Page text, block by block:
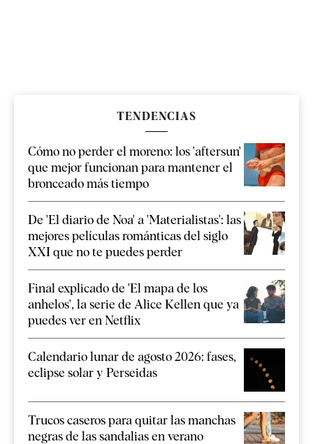
TENDENCIAS
Cómo no perder el moreno: los 'aftersun'
que mejor funcionan para mantener el
bronceado más tiempo
De 'El diario de Noa' a 'Materialistas': las
mejores películas románticas del siglo
XXI que no te puedes perder
Final explicado de 'El mapa de los
anhelos', la serie de Alice Kellen que ya
puedes ver en Netflix
Calendario lunar de agosto 2026: fases,
eclipse solar y Perseidas
Trucos caseros para quitar las manchas
negras de las sandalias en verano